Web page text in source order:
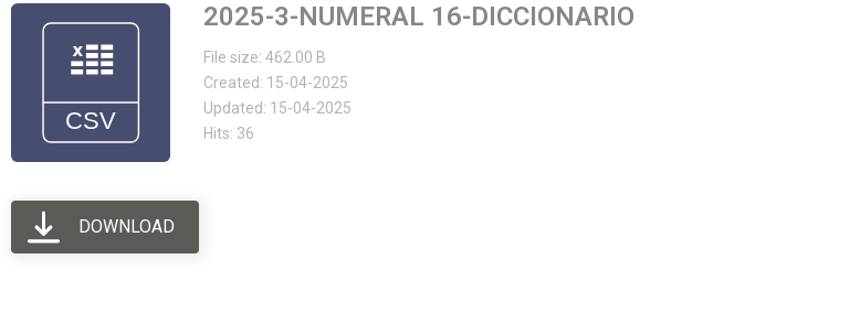
2025-3-NUMERAL 16-DICCIONARIO
File size: 462.00 B
Created: 15-04-2025
Updated: 15-04-2025
Hits: 36
DOWNLOAD